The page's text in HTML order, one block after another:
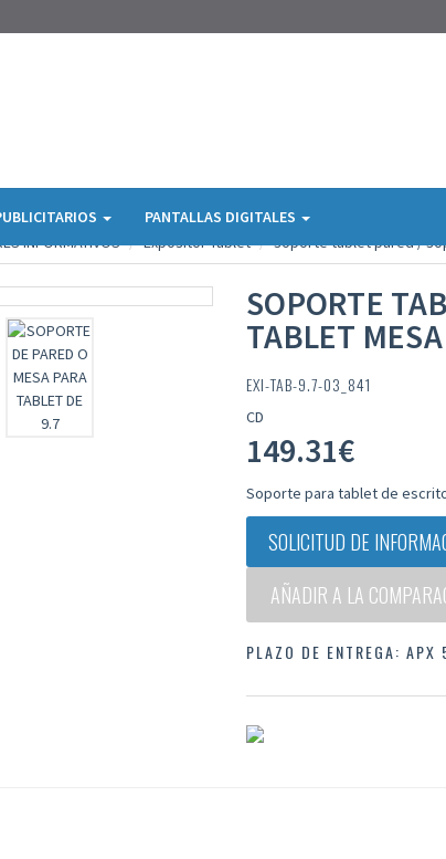
PANTALLAS DIGITALES
INFORMATIVOS Expositor Tablet soporte tablet pared /
SOPORTE
TABLET MESA
EXI-TAB-9.7-03_841
CD
149.31€
Soporte para tablet de
SOLICITUD DE
AÑADIR A LA
PLAZO DE ENTREGA: